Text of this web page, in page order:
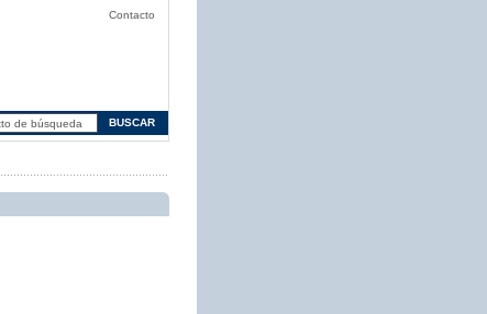
Contacto